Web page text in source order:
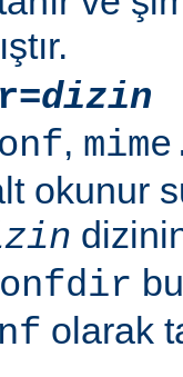
dizin
,
okunur
olarak